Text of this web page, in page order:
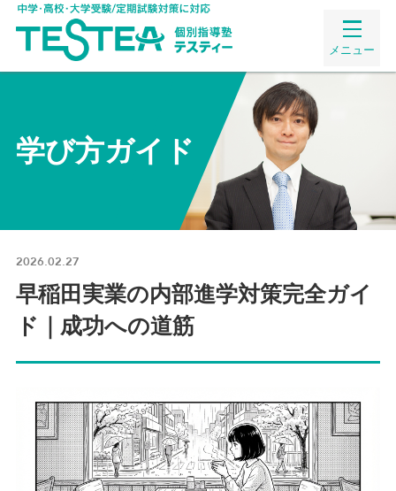
メニュー
学び方ガイド
2026.02.27
早稲田実業の内部進学対策完全ガイ
ド｜成功への道筋